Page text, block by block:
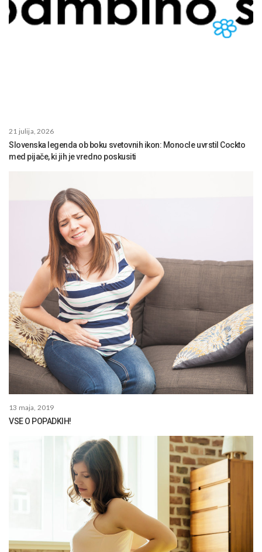
21 julija, 2026
Slovenska legenda ob boku svetovnih ikon: Monocle uvrstil Cockto
med pijače, ki jih je vredno poskusiti
13 maja, 2019
VSE O POPADKIH!